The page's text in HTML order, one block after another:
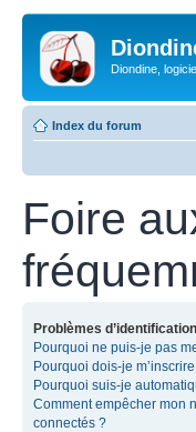
Diondine,
Index du forum
Foire
Problèmes
Pourquoi ne puis-je pas
Pourquoi dois-je
Pourquoi suis-je
Comment empêcher mon
connectés ?